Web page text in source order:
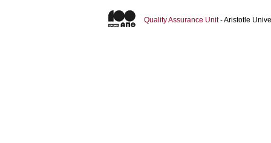
Quality Assurance Unit- Aristotle